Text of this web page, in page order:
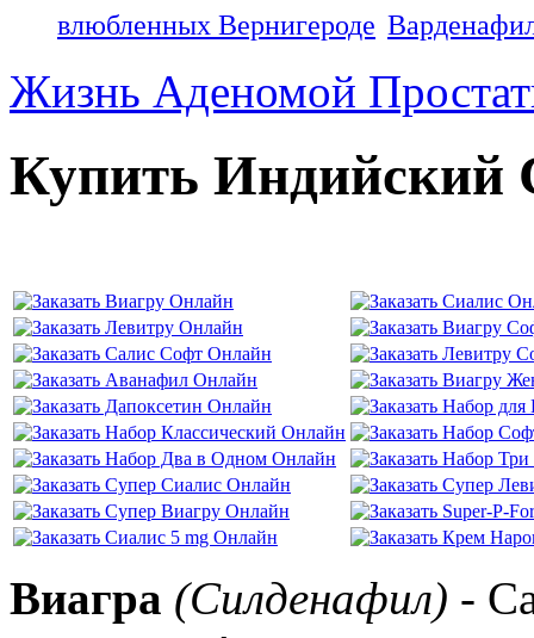
влюбленных Вернигероде
Жизнь Аденомой
Купить Индийский
Виагра (Силденафил) -